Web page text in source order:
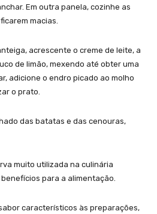
Em outra panela, cozinhe as
macias.
acrescente o creme de leite, a
de limão, mexendo até obter uma
adicione o endro picado ao molho
o prato.
das batatas e das cenouras,
muito utilizada na culinária
para a alimentação.
característicos às preparações,